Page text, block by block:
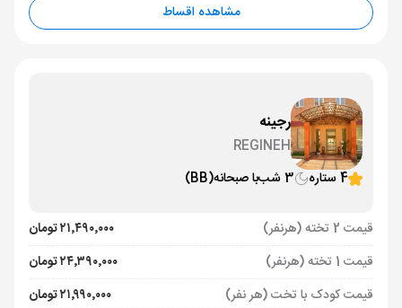
مشاهده اقساط
رجینه
REGINEH
4 ستاره
3 شب با صبحانه(BB)
قیمت 2 تخته (هرنفر)
۲۱٬۴۹۰٬۰۰۰ تومان
قیمت 1 تخته (هرنفر)
۲۴٬۳۹۰٬۰۰۰ تومان
قیمت کودک با تخت (هر نفر)
۲۱٬۹۹۰٬۰۰۰ تومان